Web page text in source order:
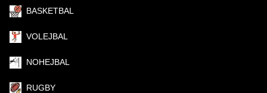
BASKETBAL
VOLEJBAL
NOHEJBAL
RUGBY